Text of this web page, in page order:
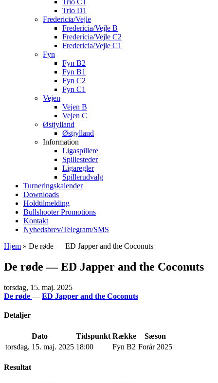
Trio C1
Trio D1
Fredericia/Vejle
Fredericia/Vejle B
Fredericia/Vejle C2
Fredericia/Vejle C1
Fyn
Fyn B2
Fyn B1
Fyn C2
Fyn C1
Vejen
Vejen B
Vejen C
Østjylland
Østjylland
Information
Ligaspillere
Spillesteder
Ligaregler
Spillerudvalg
Turneringskalender
Downloads
Holdtilmelding
Bullshooter Promotions
Kontakt
Nyhedsbrev/Telegram/SMS
Hjem » De røde — ED Japper and the Coconuts
De røde — ED Japper and the Coconuts
torsdag, 15. maj. 2025
De røde — ED Japper and the Coconuts
Detaljer
Dato Tidspunkt Række
Sæson
torsdag, 15. maj. 2025 18:00 Fyn B2 Forår 2025
Resultat